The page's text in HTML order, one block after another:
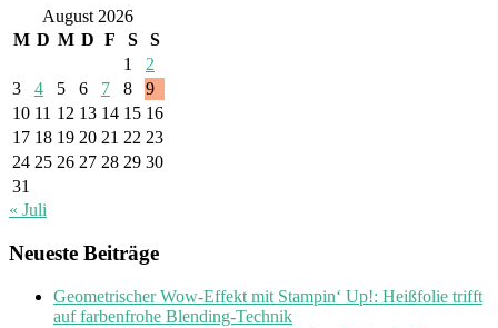
August 2026
M D M D F S
S
1
2
3
4 5 6 7 8
9
10 11 12 13 14 15 16
17 18 19 20 21 22 23
24 25 26 27 28 29 30
31
« Juli
Neueste Beiträge
Geometrischer Wow-Effekt mit Stampin‘ Up!: Heißfolie trifft
auf farbenfrohe Blending-Technik